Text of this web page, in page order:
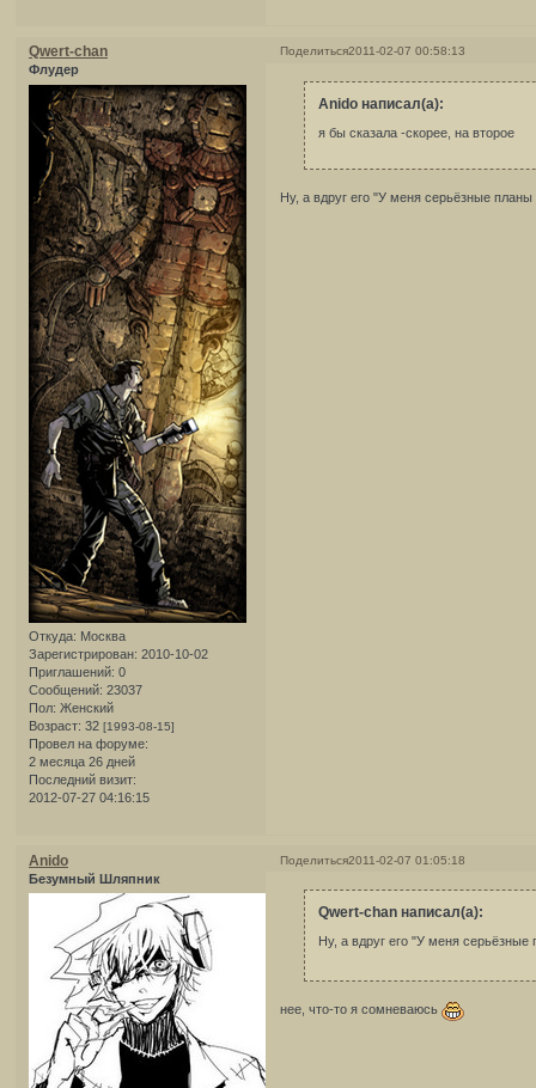
Поделиться2011-02-07 00:58:13
Qwert-chan
Флудер
Откуда: Москва
Зарегистрирован: 2010-10-02
Приглашений: 0
Сообщений: 23037
Пол: Женский
Возраст: 32 [1993-08-15]
Провел на форуме:
2 месяца 26 дней
Последний визит:
2012-07-27 04:16:15
Anido написал(а):
я бы сказала -скорее, на второе
Ну, а вдруг его "У меня серьёзные
Поделиться2011-02-07 01:05:18
Anido
Безумный Шляпник
Qwert-chan написал(а):
Ну, а вдруг его "У меня
нее, что-то я сомневаюсь